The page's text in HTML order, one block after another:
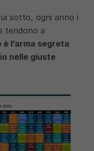
sotto, ogni anno i
tendono a
l’arma segreta
nelle giuste